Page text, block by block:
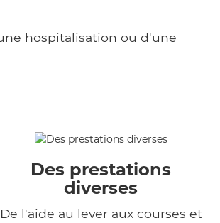
hospitalisation ou d'une
Des prestations
diverses
De l'aide au lever aux courses et